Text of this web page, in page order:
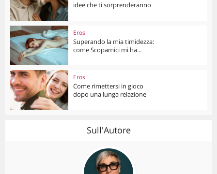
idee che ti sorprenderanno
Eros
Superando la mia timidezza:
come Scopamici mi ha...
Eros
Come rimettersi in gioco
dopo una lunga relazione
Sull'Autore